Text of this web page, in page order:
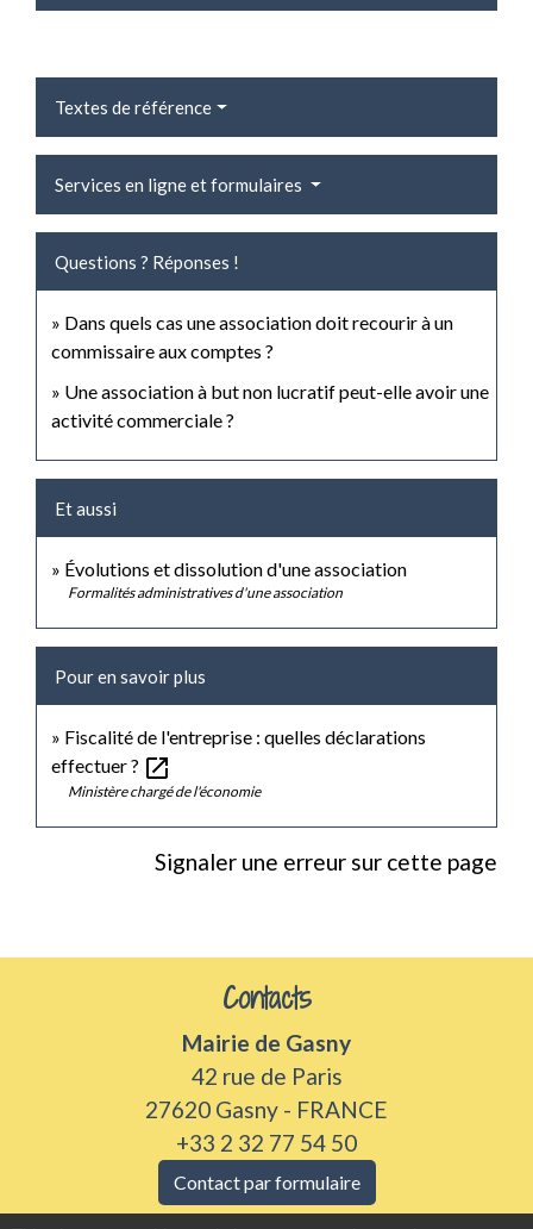
Textes de référence
Services en ligne et formulaires
Questions ? Réponses !
Dans quels cas une association doit recourir à un
commissaire aux comptes ?
Une association à but non lucratif peut-elle avoir une
activité commerciale ?
Et aussi
Évolutions et dissolution d'une association
Formalités administratives d'une association
Pour en savoir plus
Fiscalité de l'entreprise : quelles déclarations
effectuer ? open_in_new
Ministère chargé de l'économie
Signaler une erreur sur cette page
Contacts
Mairie de Gasny
42 rue de Paris
27620 Gasny - FRANCE
+33 2 32 77 54 50
Contact par formulaire